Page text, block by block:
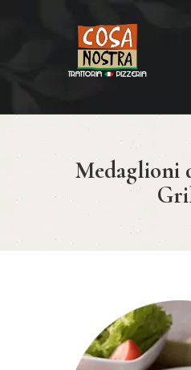
Medaglioni
HOME
COSA NOSTRA
MENÚ
RESERVAR
¿CÓMO LLEGAR?
CONTACTO